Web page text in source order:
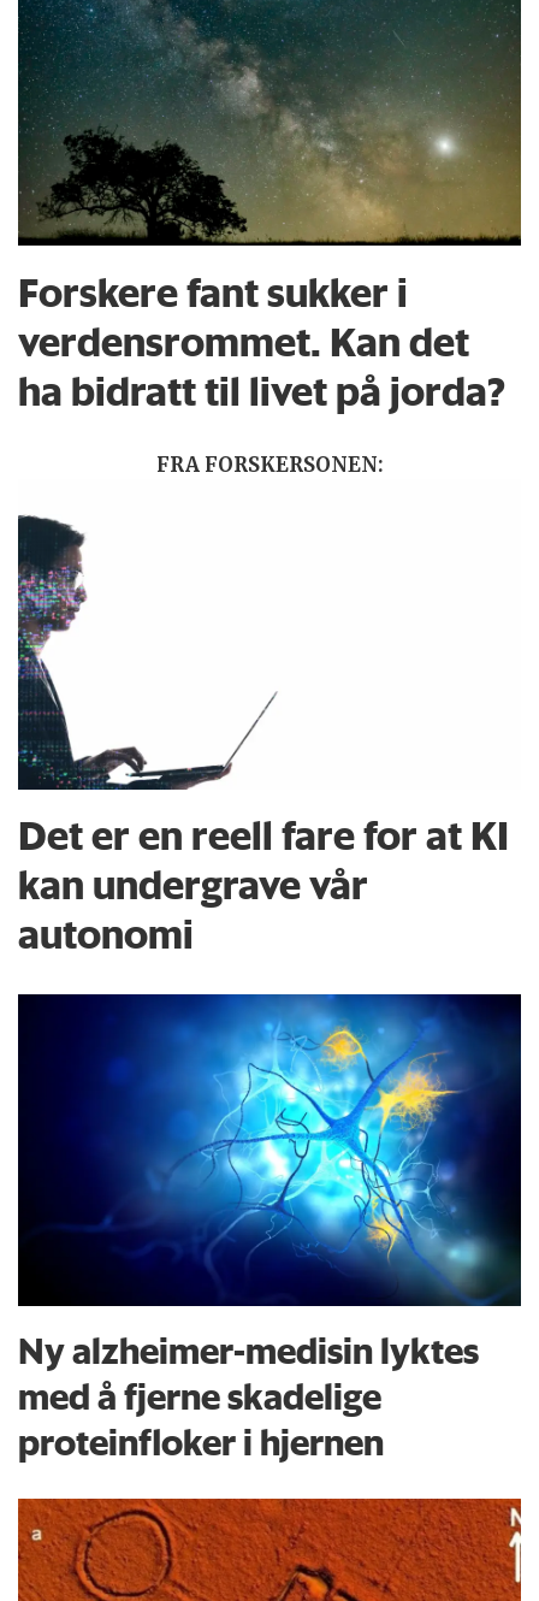
Forskere fant sukker i
verdensrommet. Kan det
ha bidratt til livet på jorda?
FRA FORSKERSONEN:
Det er en reell fare for at KI
kan undergrave vår
autonomi
Ny alzheimer-medisin lyktes
med å fjerne skadelige
proteinfloker i hjernen